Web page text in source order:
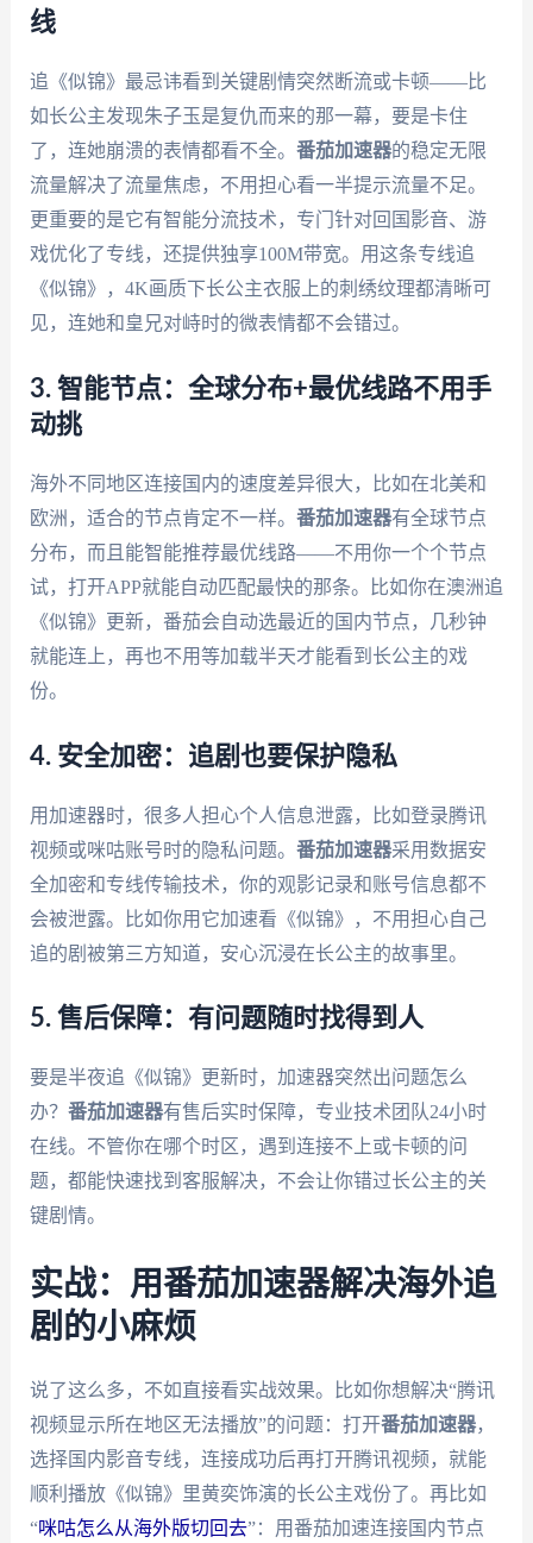
线
追《似锦》最忌讳看到关键剧情突然断流或卡顿——比
如长公主发现朱子玉是复仇而来的那一幕，要是卡住
了，连她崩溃的表情都看不全。 番茄加速器的稳定无限
流量解决了流量焦虑，不用担心看一半提示流量不足。
更重要的是它有智能分流技术，专门针对回国影音、游
戏优化了专线，还提供独享100M带宽。用这条专线追
《似锦》，4K画质下长公主衣服上的刺绣纹理都清晰可
见，连她和皇兄对峙时的微表情都不会错过。
3. 智能节点：全球分布+最优线路不用手
动挑
海外不同地区连接国内的速度差异很大，比如在北美和
欧洲，适合的节点肯定不一样。 番茄加速器有全球节点
分布，而且能智能推荐最优线路——不用你一个个节点
试，打开APP就能自动匹配最快的那条。比如你在澳洲追
《似锦》更新，番茄会自动选最近的国内节点，几秒钟
就能连上，再也不用等加载半天才能看到长公主的戏
份。
4. 安全加密：追剧也要保护隐私
用加速器时，很多人担心个人信息泄露，比如登录腾讯
视频或咪咕账号时的隐私问题。 番茄加速器采用数据安
全加密和专线传输技术，你的观影记录和账号信息都不
会被泄露。比如你用它加速看《似锦》，不用担心自己
追的剧被第三方知道，安心沉浸在长公主的故事里。
5. 售后保障：有问题随时找得到人
要是半夜追《似锦》更新时，加速器突然出问题怎么
办？ 番茄加速器有售后实时保障，专业技术团队24小时
在线。不管你在哪个时区，遇到连接不上或卡顿的问
题，都能快速找到客服解决，不会让你错过长公主的关
键剧情。
实战：用番茄加速器解决海外追
剧的小麻烦
说了这么多，不如直接看实战效果。比如你想解决“腾讯
视频显示所在地区无法播放”的问题：打开番茄加速器，
选择国内影音专线，连接成功后再打开腾讯视频，就能
顺利播放《似锦》里黄奕饰演的长公主戏份了。再比如
“咪咕怎么从海外版切回去”：用番茄加速连接国内节点